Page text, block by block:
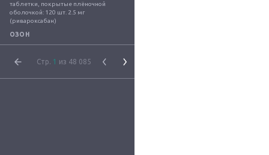
таблетки, покрытые плёночной
оболочкой: 120 шт. 2.5 мг
(ривароксабан)
ОЗОН
Стр. 1 из 48 085